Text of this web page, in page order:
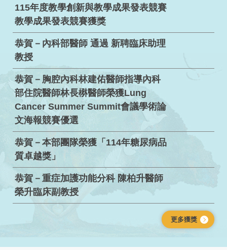
115年度教學創新與教學成果發表競賽
教學成果發表競賽獲獎
恭賀－內科部醫師 通過 新聘臨床助理
教授
恭賀－胸腔內科林建佑醫師指導內科
部住院醫師林長楙醫師榮獲Lung
Cancer Summer Summit會議學術論
文海報競賽優選
恭賀－本部團隊榮獲「114年糖尿病品
質卓越獎」
恭賀－重症加護功能分科 陳柏升醫師
榮升臨床副教授
更多獲獎